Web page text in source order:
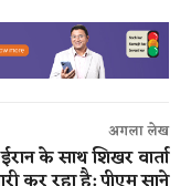
अगला लेख
के साथ शिखर वार्ता